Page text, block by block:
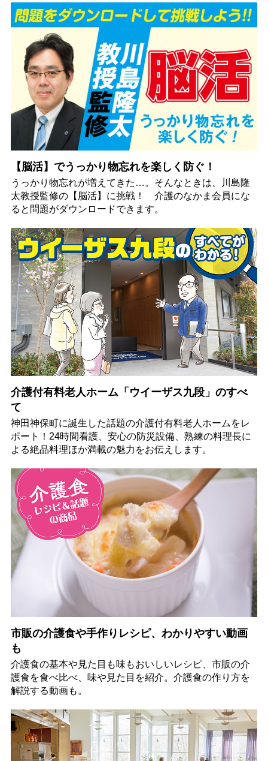
【脳活】でうっかり物忘れを楽しく防ぐ！
うっかり物忘れが増えてきた…。そんなときは、川島隆
太教授監修の【脳活】に挑戦！ 介護のなかま会員にな
ると問題がダウンロードできます。
介護付有料老人ホーム「ウイーザス九段」のすべ
て
神田神保町に誕生した話題の介護付有料老人ホームをレ
ポート！24時間看護、安心の防災設備、熟練の料理長に
よる絶品料理ほか満載の魅力をお伝えします。
市販の介護食や手作りレシピ、わかりやすい動画
も
介護食の基本や見た目も味もおいしいレシピ、市販の介
護食を食べ比べ、味や見た目を紹介。介護食の作り方を
解説する動画も。